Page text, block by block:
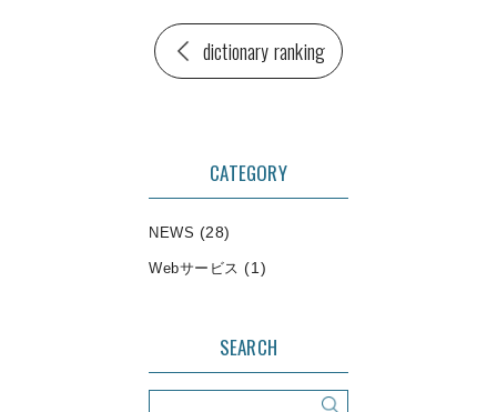
dictionary ranking
CATEGORY
NEWS (28)
Webサービス (1)
SEARCH